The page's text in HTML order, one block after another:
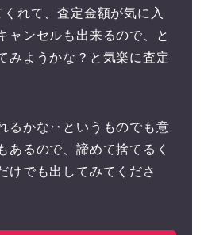
れて、査定金額が気に入
ャンセルも出来るので、と
みようかな？と気楽に査定
るかな‥というものでも意
あるので、諦めて捨てるく
けでも出してみてくださ